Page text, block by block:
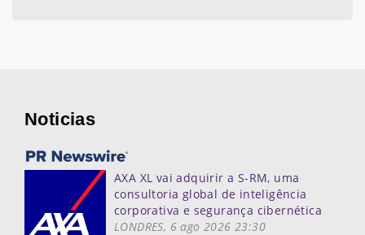
Noticias
AXA XL vai adquirir a S-RM, uma
consultoria global de inteligência
corporativa e segurança cibernética
LONDRES, 6 ago 2026 23:30